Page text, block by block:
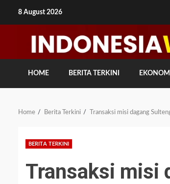
8 August 2026
HOME BERITA TERKINI EKONOMI
Home Berita Terkini Transaksi misi dagang
BERITA TERKINI
Transaksi misi